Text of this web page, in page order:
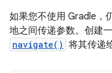
如果您不使用 Gradle，
地之间传递参数。创建
navigate() 将其传递